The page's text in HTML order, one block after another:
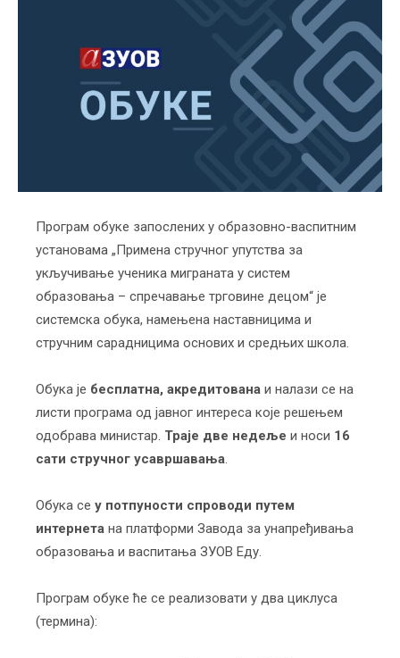
Програм обуке запослених у образовно-васпитним
установама „Примена стручног упутства за
укључивање ученика миграната у систем
образовања – спречавање трговине децом“ је
системска обука, намењена наставницима и
стручним сарадницима основих и средњих школа.
Обука је бесплатна, акредитована и налази се на
листи програма од јавног интереса које решењем
одобрава министар. Траје две недеље и носи 16
сати стручног усавршавања.
Обука се у потпуности спроводи путем
интернета на платформи Завода за унапређивања
образовања и васпитања ЗУОВ Еду.
Програм обуке ће се реализовати у два циклуса
(термина):